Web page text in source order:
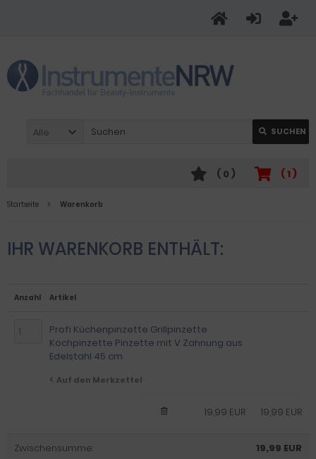
Alle SUCHEN
( 1 )
( 0 )
Startseite Warenkorb
IHR WARENKORB ENTHÄLT:
Anzahl Artikel
Profi Küchenpinzette Grillpinzette
Kochpinzette Pinzette mit V Zahnung aus
Edelstahl 45 cm
Auf den Merkzettel
19,99 EUR
19,99 EUR
Zwischensumme: 19,99 EUR